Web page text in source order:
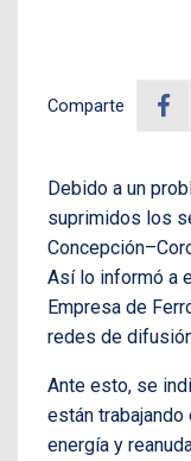
Comparte
Debido a un
suprimidos los
Así lo informó a
Empresa de
redes de
Ante esto, se
están
energía y